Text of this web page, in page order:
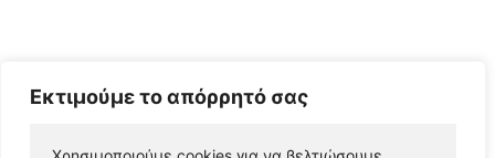
Εκτιμούμε το απόρρητό σας